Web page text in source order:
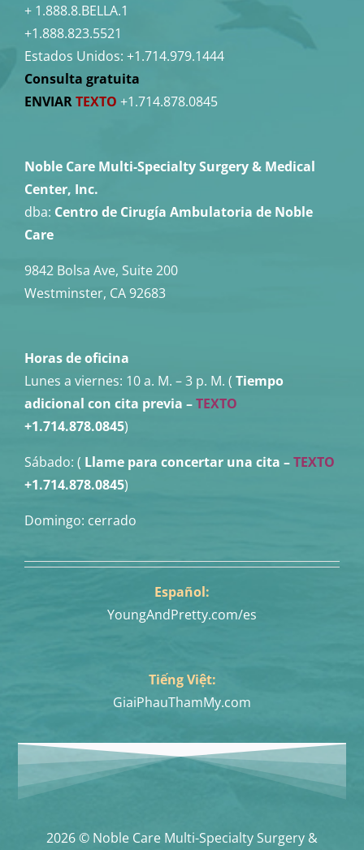
+ 1.888.8.BELLA.1
+1.888.823.5521
Estados Unidos: +1.714.979.1444
Consulta gratuita
ENVIARTEXTO +1.714.878.0845
Noble Care Multi-Specialty Surgery & Medical
Center, Inc.
dba: Centro de Cirugía Ambulatoria de Noble
Care
9842 Bolsa Ave, Suite 200
Westminster, CA 92683
Horas de oficina
Lunes a viernes: 10 a. M. – 3 p. M. ( Tiempo
adicional con cita previa –TEXTO
+1.714.878.0845)
Sábado: ( Llame para concertar una cita –TEXTO
+1.714.878.0845)
Domingo: cerrado
Español:
YoungAndPretty.com/es
Tiếng Việt:
GiaiPhauThamMy.com
2026 © Noble Care Multi-Specialty Surgery &